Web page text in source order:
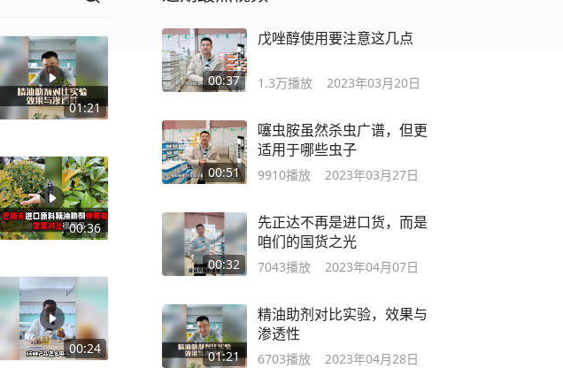
01:21
00:36
00:24
00:37
戊唑醇使用要注意这几点
1.3万播放 2023年03月20日
00:51
噻虫胺虽然杀虫广谱，但更
适用于哪些虫子
9910播放 2023年03月27日
00:32
先正达不再是进口货，而是
咱们的国货之光
7043播放 2023年04月07日
01:21
精油助剂对比实验，效果与
渗透性
6703播放 2023年04月28日